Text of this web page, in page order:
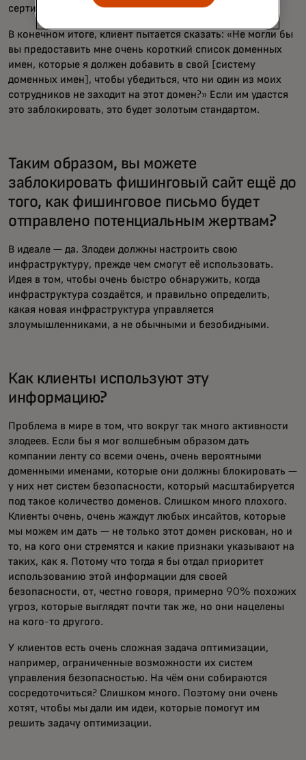
сертификаты.
В конечном итоге, клиент пытается сказать: «Не могли бы
вы предоставить мне очень короткий список доменных
имен, которые я должен добавить в свой [систему
доменных имен], чтобы убедиться, что ни один из моих
сотрудников не заходит на этот домен?» Если им удастся
это заблокировать, это будет золотым стандартом.
Таким образом, вы можете
заблокировать фишинговый сайт ещё до
того, как фишинговое письмо будет
отправлено потенциальным жертвам?
В идеале — да. Злодеи должны настроить свою
инфраструктуру, прежде чем смогут её использовать.
Идея в том, чтобы очень быстро обнаружить, когда
инфраструктура создаётся, и правильно определить,
какая новая инфраструктура управляется
злоумышленниками, а не обычными и безобидными.
Как клиенты используют эту
информацию?
Проблема в мире в том, что вокруг так много активности
злодеев. Если бы я мог волшебным образом дать
компании ленту со всеми очень, очень вероятными
доменными именами, которые они должны блокировать —
у них нет систем безопасности, который масштабируется
под такое количество доменов. Слишком много плохого.
Клиенты очень, очень жаждут любых инсайтов, которые
мы можем им дать — не только этот домен рискован, но и
то, на кого они стремятся и какие признаки указывают на
таких, как я. Потому что тогда я бы отдал приоритет
использованию этой информации для своей
безопасности, от, честно говоря, примерно 90% похожих
угроз, которые выглядят почти так же, но они нацелены
на кого-то другого.
У клиентов есть очень сложная задача оптимизации,
например, ограниченные возможности их систем
управления безопасностью. На чём они собираются
сосредоточиться? Слишком много. Поэтому они очень
хотят, чтобы мы дали им идеи, которые помогут им
решить задачу оптимизации.